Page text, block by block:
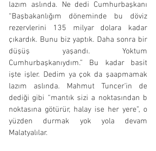
lazım aslında. Ne dedi Cumhurbaşkanı
“Başbakanlığım döneminde bu döviz
rezervlerini 135 milyar dolara kadar
çıkardık. Bunu biz yaptık. Daha sonra bir
düşüş yaşandı. Yoktum
Cumhurbaşkanıydım.” Bu kadar basit
işte işler. Dedim ya çok da şaapmamak
lazım aslında. Mahmut Tuncer’in de
dediği gibi “mantık sizi a noktasından b
noktasına götürür, halay ise her yere”, o
yüzden durmak yok yola devam
Malatyalılar.